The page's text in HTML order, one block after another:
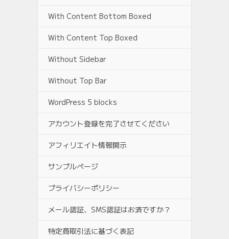
With Content Bottom Boxed
With Content Top Boxed
Without Sidebar
Without Top Bar
WordPress 5 blocks
アカウント登録を完了させてください
アフィリエイト情報開示
サンプルページ
プライバシーポリシー
メール認証、SMS認証はお済ですか？
特定商取引法に基づく表記